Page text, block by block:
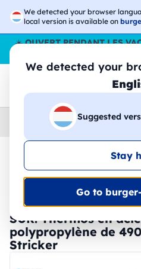
We detected your browser
local version is available on
We detected your
Suggested
Stay
Go to
☀️OUVERT PENDANT LES
Accessoires › tasses-
🔥 Impression DTF
SÛR. Thermos en
polypropylène de
Stricker